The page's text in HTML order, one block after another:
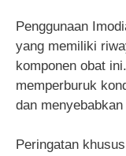
Penggunaan
yang memiliki
komponen obat
memperburuk
dan
Peringatan